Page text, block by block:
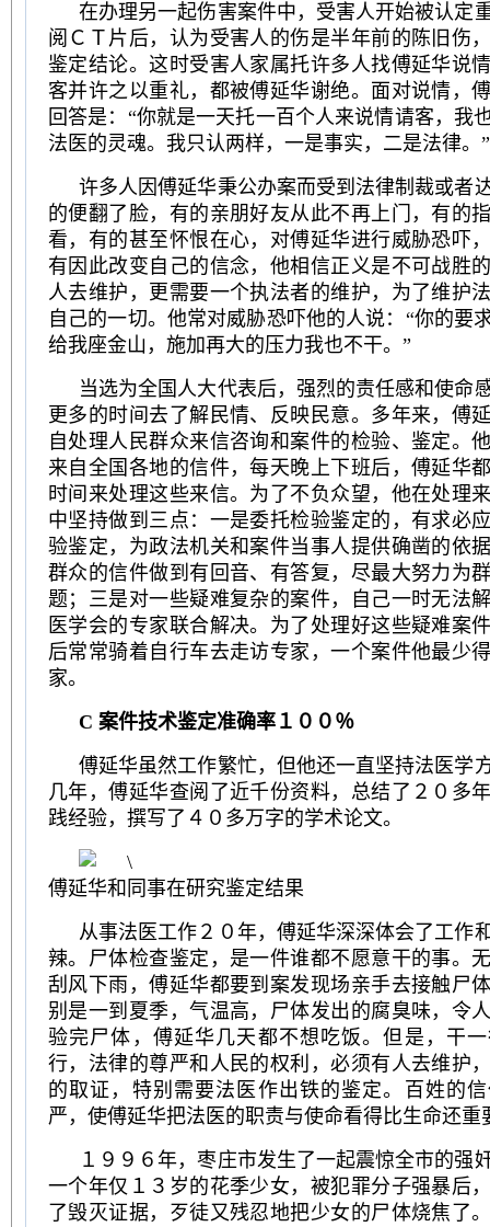
在办理另一起伤害案件中，受害人开始被认定
阅ＣＴ片后，认为受害人的伤是半年前的陈旧伤
鉴定结论。这时受害人家属托许多人找傅延华说
客并许之以重礼，都被傅延华谢绝。面对说情，
回答是：“你就是一天托一百个人来说情请客，我
法医的灵魂。我只认两样，一是事实，二是法律。”
许多人因傅延华秉公办案而受到法律制裁或者
的便翻了脸，有的亲朋好友从此不再上门，有的
看，有的甚至怀恨在心，对傅延华进行威胁恐吓
有因此改变自己的信念，他相信正义是不可战胜
人去维护，更需要一个执法者的维护，为了维护
自己的一切。他常对威胁恐吓他的人说：“你的要
给我座金山，施加再大的压力我也不干。”
当选为全国人大代表后，强烈的责任感和使命
更多的时间去了解民情、反映民意。多年来，傅
自处理人民群众来信咨询和案件的检验、鉴定。
来自全国各地的信件，每天晚上下班后，傅延华
时间来处理这些来信。为了不负众望，他在处理
中坚持做到三点：一是委托检验鉴定的，有求必
验鉴定，为政法机关和案件当事人提供确凿的依
群众的信件做到有回音、有答复，尽最大努力为
题；三是对一些疑难复杂的案件，自己一时无法
医学会的专家联合解决。为了处理好这些疑难案
后常常骑着自行车去走访专家，一个案件他最少
家。
C 案件技术鉴定准确率１００％
傅延华虽然工作繁忙，但他还一直坚持法医学
几年，傅延华查阅了近千份资料，总结了２０多
践经验，撰写了４０多万字的学术论文。
傅延华和同事在研究鉴定结果
从事法医工作２０年，傅延华深深体会了工作
辣。尸体检查鉴定，是一件谁都不愿意干的事。
刮风下雨，傅延华都要到案发现场亲手去接触尸
别是一到夏季，气温高，尸体发出的腐臭味，令
验完尸体，傅延华几天都不想吃饭。但是，干
行，法律的尊严和人民的权利，必须有人去维护
的取证，特别需要法医作出铁的鉴定。百姓的
严，使傅延华把法医的职责与使命看得比生命还重
１９９６年，枣庄市发生了一起震惊全市的强
一个年仅１３岁的花季少女，被犯罪分子强暴后
了毁灭证据，歹徒又残忍地把少女的尸体烧焦了